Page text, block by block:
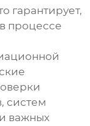
гарантирует,
процессе
систем
важных